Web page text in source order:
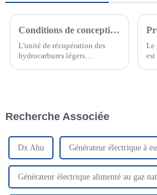
Conditions de conception de base pour une unité de récupération d'hydrocarbures légers
L'unité de récupération des
hydrocarbures légers
fiabilité et la simplicité de
Le
est
Recherche Associée
Dx Ahu Générateur électrique à
Générateur électrique alimenté au gaz